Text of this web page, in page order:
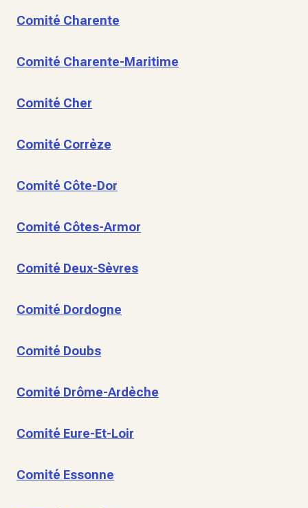
Comité Charente
Comité Charente-Maritime
Comité Cher
Comité Corrèze
Comité Côte-Dor
Comité Côtes-Armor
Comité Deux-Sèvres
Comité Dordogne
Comité Doubs
Comité Drôme-Ardèche
Comité Eure-Et-Loir
Comité Essonne